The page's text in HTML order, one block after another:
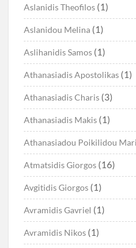
Aslanidis Theofilos (1)
Aslanidou Melina (1)
Aslihanidis Samos (1)
Athanasiadis Apostolikas (1)
Athanasiadis Charis (3)
Athanasiadis Makis (1)
Athanasiadou Poikilidou
Atmatsidis Giorgos (16)
Avgitidis Giorgos (1)
Avramidis Gavriel (1)
Avramidis Nikos (1)